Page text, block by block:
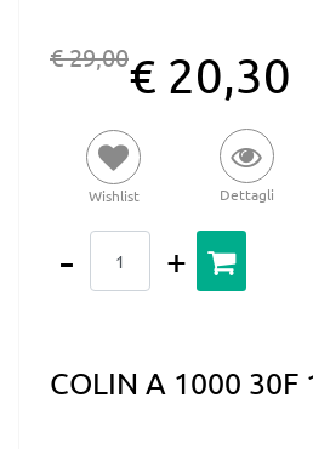
€ 29,00€ 20,30
Wishlist Dettagli
COLIN A 1000 30F